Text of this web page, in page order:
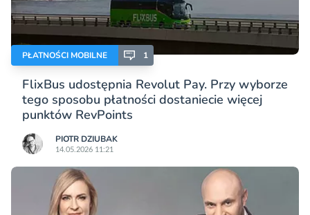
PŁATNOŚCI MOBILNE 1
FlixBus udostępnia Revolut Pay. Przy wyborze
tego sposobu płatności dostaniecie więcej
punktów RevPoints
PIOTR DZIUBAK
14.05.2026 11:21